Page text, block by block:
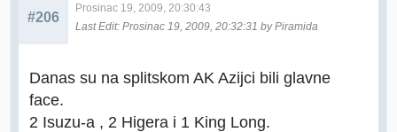
#206
Prosinac 19, 2009, 20:30:43
Last Edit: Prosinac 19, 2009, 20:32:31 by Piramida
Danas su na splitskom AK Azijci bili glavne
face.
2 Isuzu-a , 2 Higera i 1 King Long.